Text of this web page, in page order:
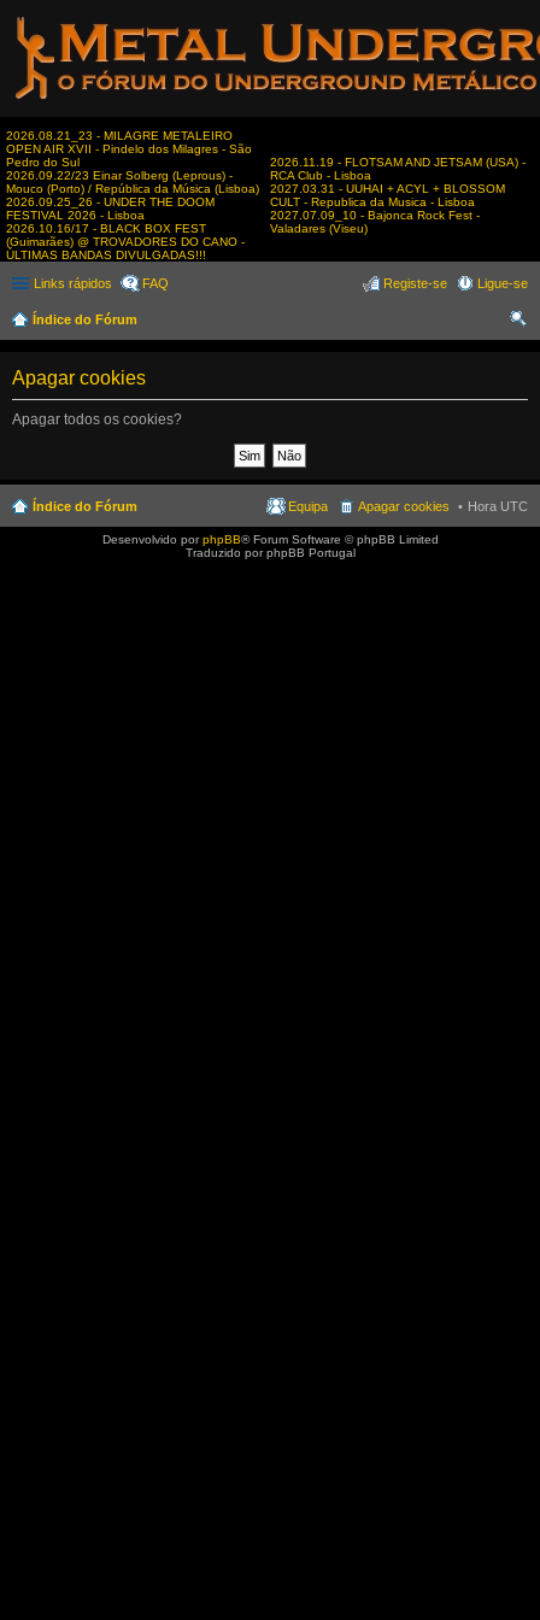
2026.08.21_23 - MILAGRE METALEIRO
OPEN AIR XVII - Pindelo dos Milagres - São
Pedro do Sul
2026.09.22/23 Einar Solberg (Leprous) -
Mouco (Porto) / República da Música (Lisboa)
2026.09.25_26 - UNDER THE DOOM
FESTIVAL 2026 - Lisboa
2026.10.16/17 - BLACK BOX FEST
(Guimarães) @ TROVADORES DO CANO -
ÚLTIMAS BANDAS DIVULGADAS!!!
2026.11.19 - FLOTSAM AND JETSAM (USA) -
RCA Club - Lisboa
2027.03.31 - UUHAI + ACYL + BLOSSOM
CULT - Republica da Musica - Lisboa
2027.07.09_10 - Bajonca Rock Fest -
Valadares (Viseu)
Links rápidos FAQ Ligue-se
Registe-se
Índice do Fórum
Apagar cookies
Apagar todos os cookies?
Índice do Fórum Hora UTC
Apagar cookies
Equipa
Desenvolvido porphpBB® Forum Software © phpBB Limited
Traduzido por phpBB Portugal